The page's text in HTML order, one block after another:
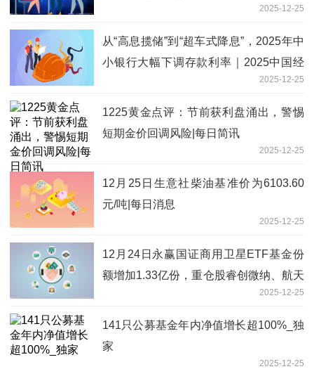
2025-12-25
从“高息揽储”到“超车式降息”，2025年中
小银行大幅下调存款利率｜2025中国经
2025-12-25
1225黄金点评：节前获利盘涌出，警惕
短期金价回调风险|每日简讯
2025-12-25
12月25日生意社柴油基准价为6103.60
元/吨|每日消息
2025-12-25
12月24日永赢国证商用卫星ETF基金份
额增加1.33亿份，重仓股睿创微纳、航天
2025-12-25
141只公募基金年内净值增长超100%_独
家
2025-12-25